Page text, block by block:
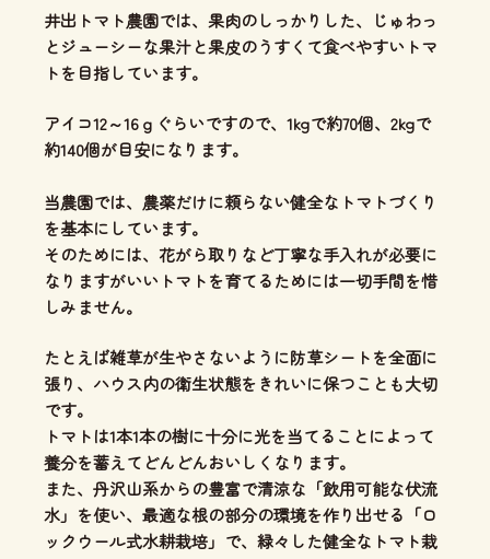
井出トマト農園では、 果肉のしっかりした、じゅわっ
とジューシーな果汁と果皮のうすくて食べやすいトマ
トを目指しています。
アイコ12～16ｇぐらいですので、1kgで約70個、2kgで
約140個が目安になります。
当農園では、 農薬だけに頼らない健全なトマトづくり
を基本にしています。
そのためには、花がら取りなど丁寧な手入れが必要に
なりますがいいトマトを育てるためには一切手間を惜
しみません。
たとえば雑草が生やさないように防草シートを全面に
張り、ハウス内の衛生状態をきれいに保つことも大切
です。
トマトは1本1本の樹に十分に光を当てることによって
養分を蓄えてどんどんおいしくなります。
また、丹沢山系からの豊富で清涼な「飲用可能な伏流
水」を使い、 最適な根の部分の環境を作り出せる「ロ
ックウール式水耕栽培」 で、緑々した健全なトマト栽